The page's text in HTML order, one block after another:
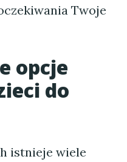
Twoje
opcje
do
istnieje wiele